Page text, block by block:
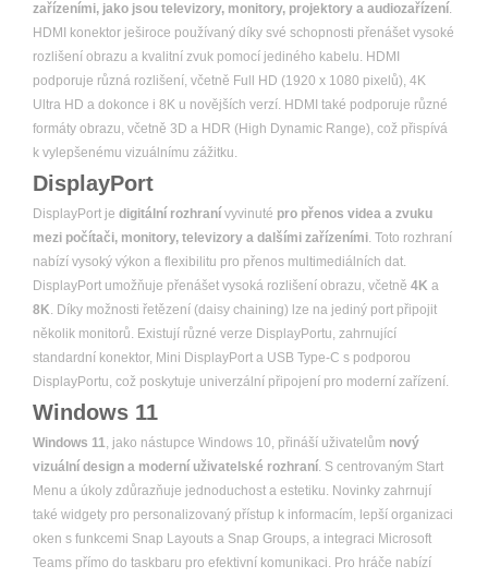
zařízeními, jako jsou televizory, monitory, projektory a audiozařízení.
HDMI konektor ješiroce používaný díky své schopnosti přenášet vysoké
rozlišení obrazu a kvalitní zvuk pomocí jediného kabelu. HDMI
podporuje různá rozlišení, včetně Full HD (1920 x 1080 pixelů), 4K
Ultra HD a dokonce i 8K u novějších verzí. HDMI také podporuje různé
formáty obrazu, včetně 3D a HDR (High Dynamic Range), což přispívá
k vylepšenému vizuálnímu zážitku.
DisplayPort
DisplayPort je digitální rozhraní vyvinuté pro přenos videa a zvuku
mezi počítači, monitory, televizory a dalšími zařízeními. Toto rozhraní
nabízí vysoký výkon a flexibilitu pro přenos multimediálních dat.
DisplayPort umožňuje přenášet vysoká rozlišení obrazu, včetně 4K a
8K. Díky možnosti řetězení (daisy chaining) lze na jediný port připojit
několik monitorů. Existují různé verze DisplayPortu, zahrnující
standardní konektor, Mini DisplayPort a USB Type-C s podporou
DisplayPortu, což poskytuje univerzální připojení pro moderní zařízení.
Windows 11
Windows 11, jako nástupce Windows 10, přináší uživatelům nový
vizuální design a moderní uživatelské rozhraní. S centrovaným Start
Menu a úkoly zdůrazňuje jednoduchost a estetiku. Novinky zahrnují
také widgety pro personalizovaný přístup k informacím, lepší organizaci
oken s funkcemi Snap Layouts a Snap Groups, a integraci Microsoft
Teams přímo do taskbaru pro efektivní komunikaci. Pro hráče nabízí